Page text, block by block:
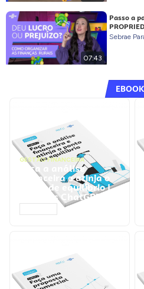
07:43
Passo a
Sebrae
GESTÃO FINANCEIRA
Faça a análise
financeira e atinja o
ponto de equilíbrio |
Prompts ChatGPT